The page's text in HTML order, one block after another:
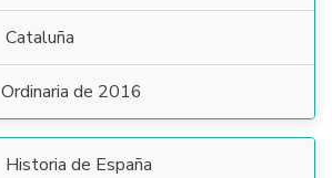
Cataluña
Ordinaria de 2016
Historia de España